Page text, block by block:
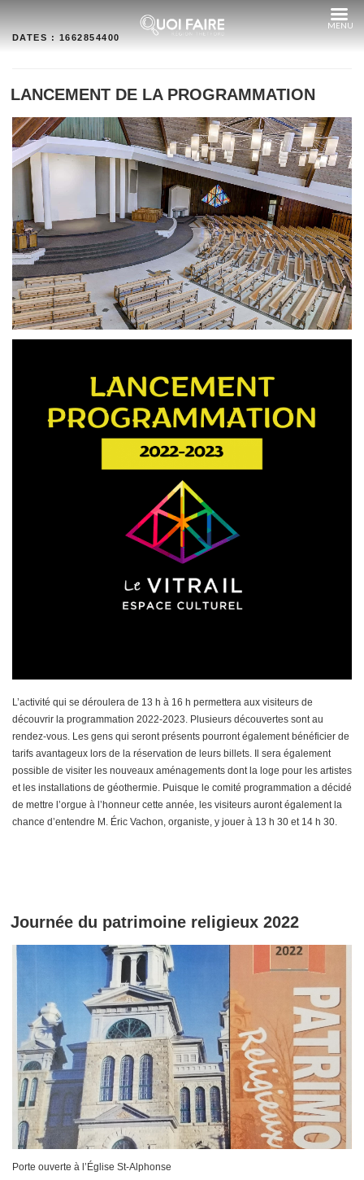
contenu
DATES : 1662854400
LANCEMENT DE LA PROGRAMMATION
L’activité qui se déroulera de 13 h à 16 h permettera aux visiteurs de
découvrir la programmation 2022-2023. Plusieurs découvertes sont au
rendez-vous. Les gens qui seront présents pourront également bénéficier de
tarifs avantageux lors de la réservation de leurs billets. Il sera également
possible de visiter les nouveaux aménagements dont la loge pour les artistes
et les installations de géothermie. Puisque le comité programmation a décidé
de mettre l’orgue à l’honneur cette année, les visiteurs auront également la
chance d’entendre M. Éric Vachon, organiste, y jouer à 13 h 30 et 14 h 30.
Journée du patrimoine religieux 2022
Porte ouverte à l’Église St-Alphonse